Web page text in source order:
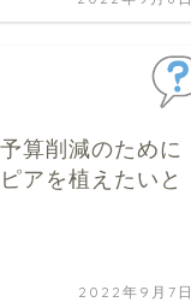
算削減のために
アを植えたいと
2022年9月7日